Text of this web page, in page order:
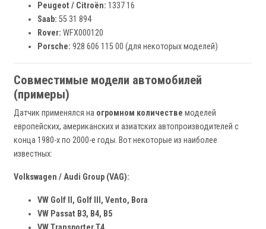
Peugeot / Citroën: 1337 16
Saab: 55 31 894
Rover: WFX000120
Porsche: 928 606 115 00 (для некоторых моделей)
Совместимые модели автомобилей
(примеры)
Датчик применялся на огромном количестве моделей
европейских, американских и азиатских автопроизводителей с
конца 1980-х по 2000-е годы. Вот некоторые из наиболее
известных:
Volkswagen / Audi Group (VAG):
VW Golf II, Golf III, Vento, Bora
VW Passat B3, B4, B5